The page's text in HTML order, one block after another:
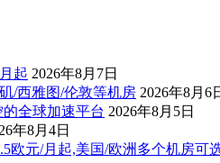
起 2026年8月7日
/西雅图/伦敦等机房 2026年8月6
全球加速平台 2026年8月5日
年8月4日
欧元/月起,美国/欧洲多个机房可